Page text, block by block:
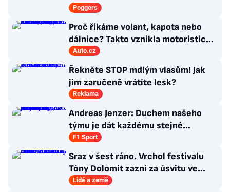
Star Wars: The Ninth Jedi
Poggers
Proč říkáme volant, kapota nebo
dálnice? Takto vznikla motoristická
slova, která zná každý
Auto.cz
Řekněte STOP mdlým vlasům! Jak
jim zaručeně vrátíte lesk?
Reklama
Andreas Jenzer: Duchem našeho
týmu je dát každému stejné
podmínky, i kdyby nás to mělo
připravit o titul
F1 Sport
Sraz v šest ráno. Vrchol festivalu
Tóny Dolomit zazní za úsvitu ve
3000 metrech
Lidé a země